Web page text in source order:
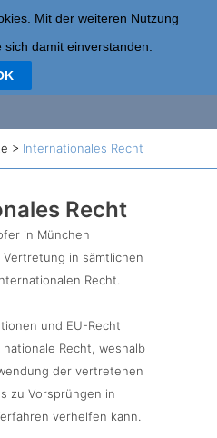
> Internationales Recht
Recht
in München
in sämtlichen
Recht.
und EU-Recht
Recht, weshalb
der vertretenen
zu Vorsprüngen in
verhelfen kann.
Mit der weiteren Nutzung
damit einverstanden.